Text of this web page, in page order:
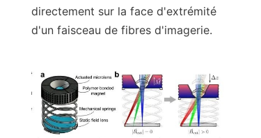
directement sur la face d'extrémité
d'un faisceau de fibres d'imagerie.